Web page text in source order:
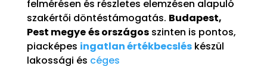
felmérésen és részletes elemzésen alapuló
szakértői döntéstámogatás. Budapest,
Pest megyeés országosszinten is pontos,
piacképes ingatlan értékbecsléskészül
lakossági és céges